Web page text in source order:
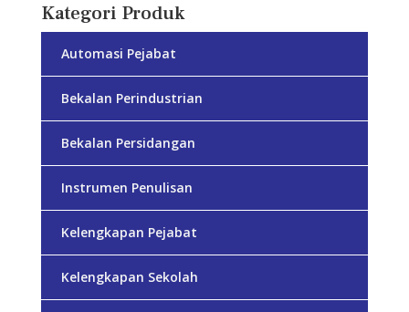
Kategori Produk
Automasi Pejabat
Bekalan Perindustrian
Bekalan Persidangan
Instrumen Penulisan
Kelengkapan Pejabat
Kelengkapan Sekolah